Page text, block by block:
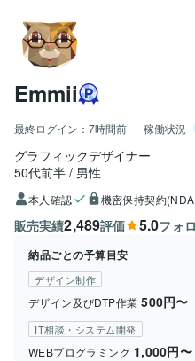
Emmii
最終ログイン： 7時間前 稼働状況
グラフィックデザイナー
50代前半
男性
本人確認 機密保持契約
販売実績2,489評価 5.0フォ
納品ごとの予算目安
デザイン制作
デザイン及びDTP作業 500円〜
IT相談・システム開発
WEBプログラミング 1,000円〜